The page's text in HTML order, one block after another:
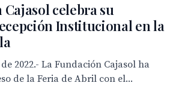
celebra su
Institucional en la
2022.- La Fundación Cajasol ha
de la Feria de Abril con el...